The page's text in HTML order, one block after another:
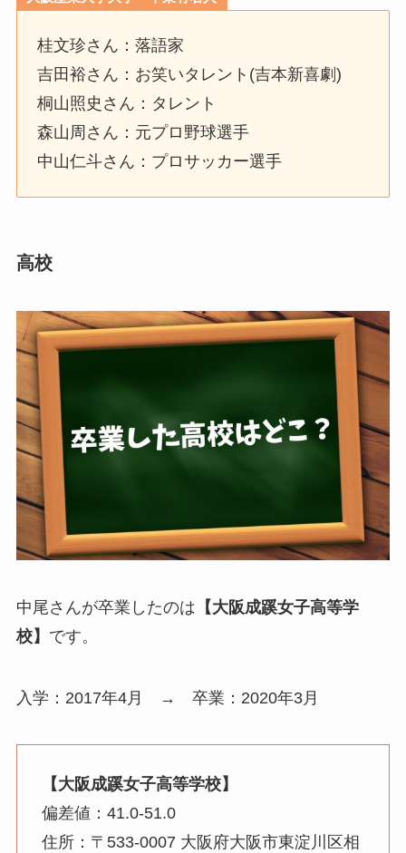
桂文珍さん：落語家
吉田裕さん：お笑いタレント(吉本新喜劇)
桐山照史さん：タレント
森山周さん：元プロ野球選手
中山仁斗さん：プロサッカー選手
高校
中尾さんが卒業したのは 【大阪成蹊女子高等学
校】 です。
入学：2017年4月 → 卒業：2020年3月
【大阪成蹊女子高等学校】
偏差値：41.0-51.0
住所：〒533-0007 大阪府大阪市東淀川区相